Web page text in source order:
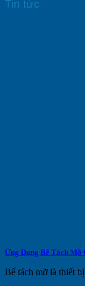
Tin tức
Ứng Dụng Bể Tách
Bể tách mỡ là thiết